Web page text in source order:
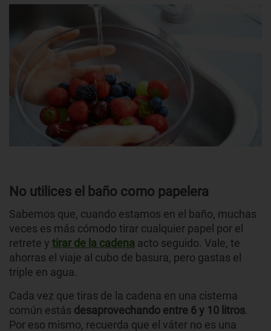
No utilices el baño como papelera
Sabemos que, cuando estamos en el baño, muchas
veces es más cómodo tirar cualquier papel por el
retrete y tirar de la cadena acto seguido. Vale, te
ahorras el viaje al cubo de basura, pero gastas el
triple en agua.
Cada vez que tiras de la cadena en una cisterna
común estás desaprovechando entre 6 y 10 litros.
Por eso mismo, recuerda que el váter no es una